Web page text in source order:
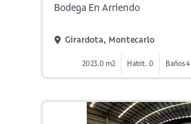
Bodega En Arriendo
Girardota, Montecarlo
2023.0 m2 Habit. 0 Baños 4